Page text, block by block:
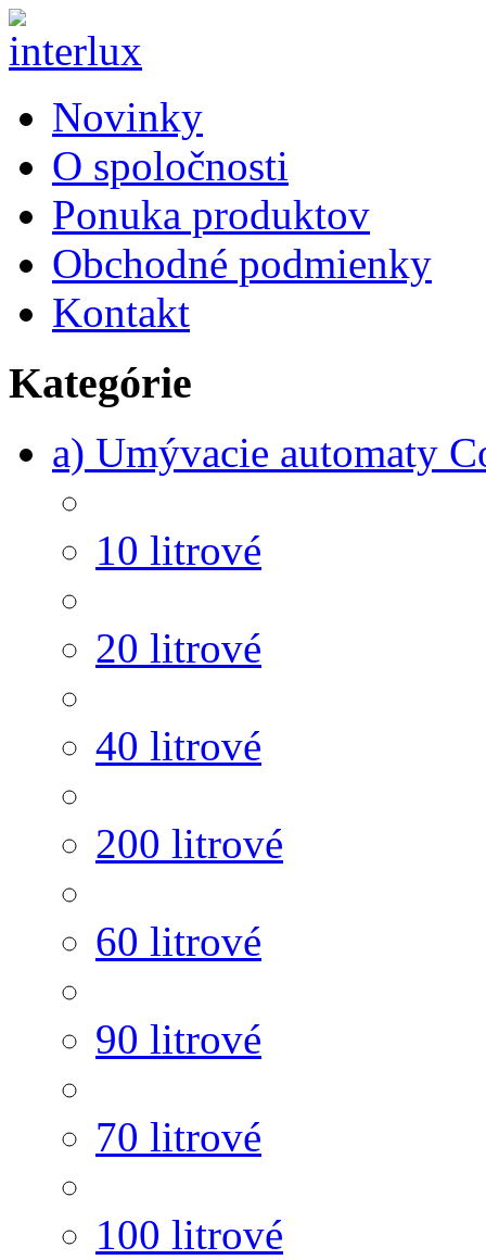
Novinky
O spoločnosti
Ponuka produktov
Obchodné podmienky
Kontakt
Kategórie
a) Umývacie automaty
10 litrové
20 litrové
40 litrové
200 litrové
60 litrové
90 litrové
70 litrové
100 litrové